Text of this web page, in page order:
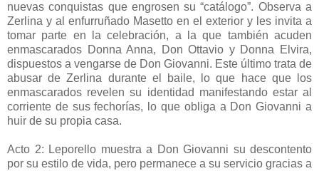
nuevas conquistas que engrosen su “catálogo”. Observa a
Zerlina y al enfurruñado Masetto en el exterior y les invita a
tomar parte en la celebración, a la que también acuden
enmascarados Donna Anna, Don Ottavio y Donna Elvira,
dispuestos a vengarse de Don Giovanni. Este último trata de
abusar de Zerlina durante el baile, lo que hace que los
enmascarados revelen su identidad manifestando estar al
corriente de sus fechorías, lo que obliga a Don Giovanni a
huir de su propia casa.
Acto 2: Leporello muestra a Don Giovanni su descontento
por su estilo de vida, pero permanece a su servicio gracias a